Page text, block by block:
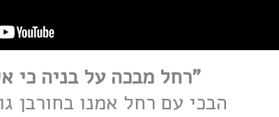
"רחל מבכה על בניה כי
הבכי עם רחל אמנו בחורבן